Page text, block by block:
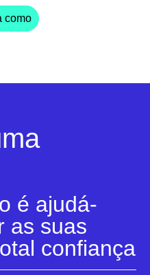
como
é ajudá-
as suas
confiança